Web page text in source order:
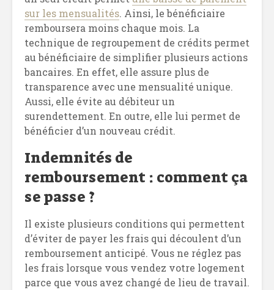
sur les mensualités. Ainsi, le bénéficiaire
remboursera moins chaque mois. La
technique de regroupement de crédits permet
au bénéficiaire de simplifier plusieurs actions
bancaires. En effet, elle assure plus de
transparence avec une mensualité unique.
Aussi, elle évite au débiteur un
surendettement. En outre, elle lui permet de
bénéficier d’un nouveau crédit.
Indemnités de
remboursement : comment ça
se passe ?
Il existe plusieurs conditions qui permettent
d’éviter de payer les frais qui découlent d’un
remboursement anticipé. Vous ne réglez pas
les frais lorsque vous vendez votre logement
parce que vous avez changé de lieu de travail.